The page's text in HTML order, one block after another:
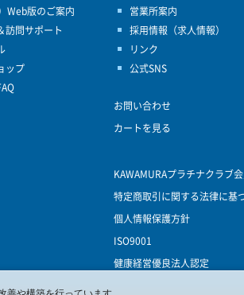
Web版のご案内
訪問サポート
ップ
営業所案内
採用情報（求人情報）
リンク
公式SNS
お問い合わせ
カートを見る
KAWAMURAプラチナクラブ
特定商取引に関する法律に基
個人情報保護方針
ISO9001
健康経営優良法人認定